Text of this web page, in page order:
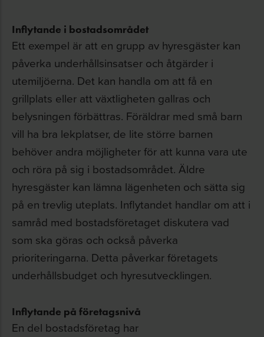
Inflytande i bostadsområdet
Ett exempel är att en grupp av hyresgäster kan
påverka underhållsinsatser och åtgärder i
utemiljöerna. Det kan handla om att få en
grillplats eller att växtligheten gallras och
belysningen förbättras. Föräldrar med små barn
vill ha bra lekplatser, de lite större barnen
behöver andra möjligheter för att kunna vara ute
och röra på sig i bostadsområdet. Äldre
hyresgäster kan lämna lägenheten och sätta sig
på en trevlig uteplats. Inflytandet handlar om att i
samråd med bostadsföretaget diskutera vad
som ska göras och också påverka
prioriteringarna. Detta påverkar företagets
underhållsbudget och hyresutvecklingen.
Inflytande på företagsnivå
En del bostadsföretag har